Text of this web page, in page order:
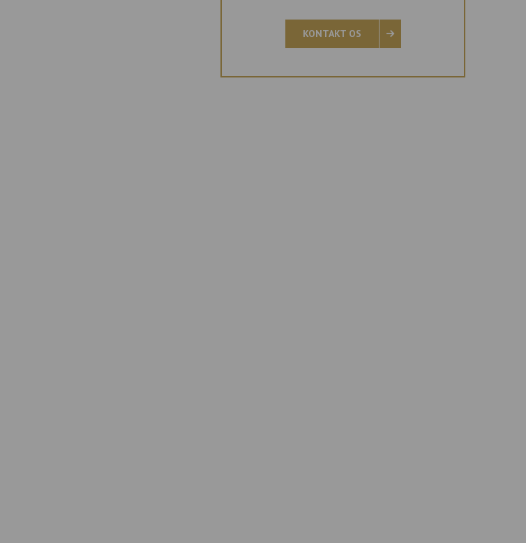
KONTAKT OS